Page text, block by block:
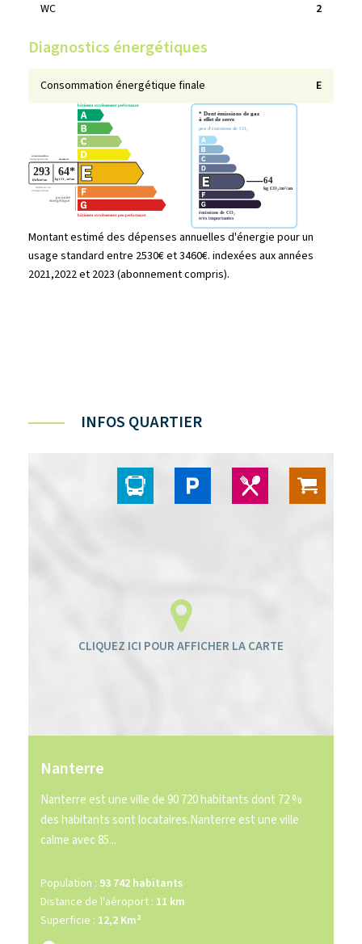
WC 2
Diagnostics énergétiques
Consommation énergétique finale E
Montant estimé des dépenses annuelles d'énergie pour un
usage standard entre 2530€ et 3460€. indexées aux années
2021,2022 et 2023 (abonnement compris).
INFOS QUARTIER
Nanterre
Nanterre est une ville de 90 720 habitants dont 72 %
des habitants sont locataires.Nanterre est une ville
calme avec 85...
Population : 93 742 habitants
Distance de l'aéroport : 11 km
Superficie : 12,2 Km²